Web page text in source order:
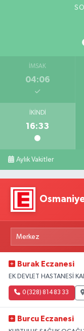
İMSAK
04:06
İKINDI
16:33
Aylık Vakitler
Burak Eczanesi
EK DEVLET HASTANESİ
0 (328) 814 83 33
Burcu Eczanesi